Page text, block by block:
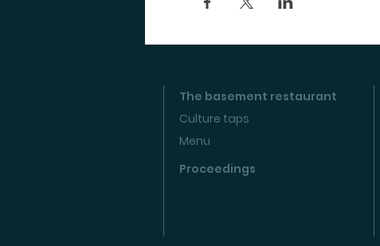
The basement restaurant
Culture taps
Menu
Proceedings